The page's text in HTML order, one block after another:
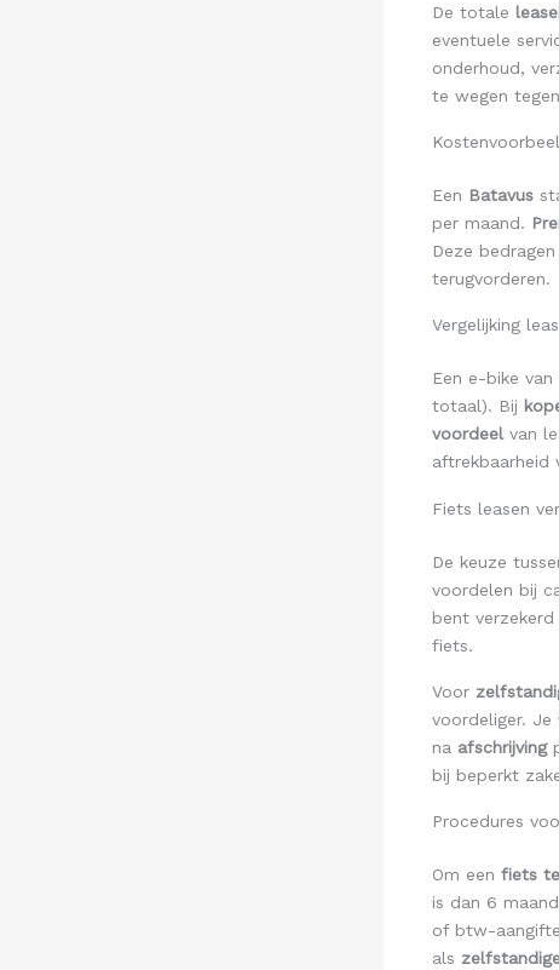
De totale
eventuele
onderhoud,
te wegen
Een Batavus
per maand.
Deze
terugvorderen.
Vergelijking
Een e-bike
totaal). Bij
voordeelvan
aftrekbaarheid
Fiets leasen
De keuze
voordelen bij
bent
fiets.
Voor
voordeliger. Je
na afschrijving
bij beperkt
Procedures
Om een fiets
is dan 6
of btw-
als